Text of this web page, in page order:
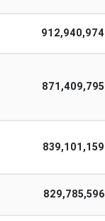
912,940,974
871,409,795
839,101,159
829,785,596